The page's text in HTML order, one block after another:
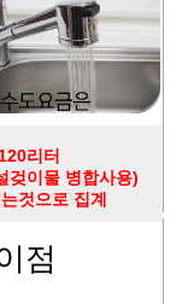
리터
겆이물 병합사용)
것으로 집계
점